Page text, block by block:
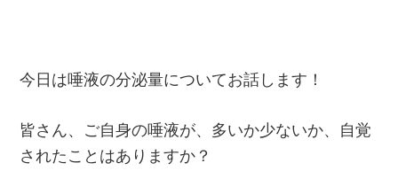
今日は唾液の分泌量についてお話します‪！
皆さん、ご自身の唾液が、多いか少ないか、自覚
されたことはありますか？